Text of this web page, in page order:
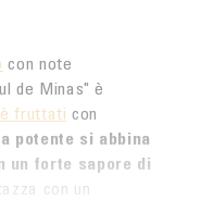
con note
de Minas" è
fruttati con
potente si abbina
un forte sapore di
con un